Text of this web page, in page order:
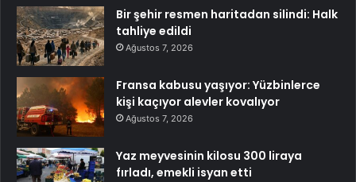
Bir şehir resmen haritadan silindi: Halk
tahliye edildi
Ağustos 7, 2026
Fransa kabusu yaşıyor: Yüzbinlerce
kişi kaçıyor alevler kovalıyor
Ağustos 7, 2026
Yaz meyvesinin kilosu 300 liraya
fırladı, emekli isyan etti